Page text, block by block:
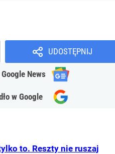
UDOSTĘPNIJ
Google News
w Google
to. Reszty nie ruszaj